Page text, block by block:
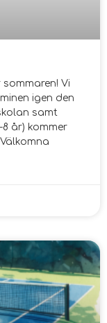
Vi
igen den
samt
år) kommer